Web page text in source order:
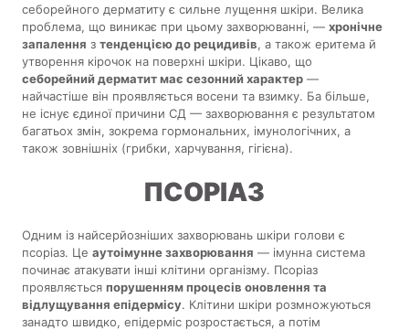
себорейного дерматиту є сильне лущення шкіри. Велика
проблема, що виникає при цьому захворюванні, —хронічне
запалення зтенденцією до рецидивів, а також еритема й
утворення кірочок на поверхні шкіри. Цікаво, що
себорейний дерматит має сезонний характер —
найчастіше він проявляється восени та взимку. Ба більше,
не існує єдиної причини СД — захворювання є результатом
багатьох змін, зокрема гормональних, імунологічних, а
також зовнішніх (грибки, харчування, гігієна).
ПСОРІАЗ
Одним із найсерйозніших захворювань шкіри голови є
псоріаз. Цеаутоімунне захворювання — імунна система
починає атакувати інші клітини організму. Псоріаз
проявляєтьсяпорушенням процесів оновлення та
відлущування епідермісу. Клітини шкіри розмножуються
занадто швидко, епідерміс розростається, а потім